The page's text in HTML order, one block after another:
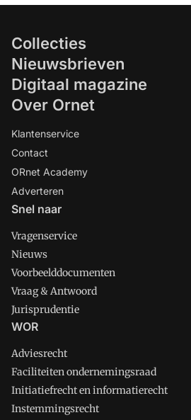
Collecties
Nieuwsbrieven
Digitaal magazine
Over Ornet
Klantenservice
Contact
ORnet Academy
Adverteren
Snel naar
Vragenservice
Nieuws
Voorbeelddocumenten
Vraag & Antwoord
Jurisprudentie
WOR
Adviesrecht
Faciliteiten ondernemingsraad
Initiatiefrecht en informatierecht
Instemmingsrecht